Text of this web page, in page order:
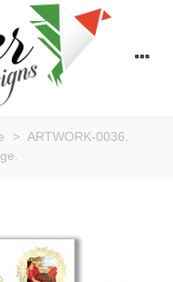
> ARTWORK-0036.